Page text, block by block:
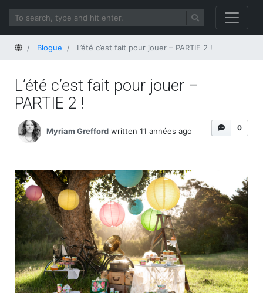
HomeBlogue L’été c’est fait pour jouer – PARTIE 2 !
L’été c’est fait pour jouer –
PARTIE 2 !
0
Myriam Grefford written 11 années ago